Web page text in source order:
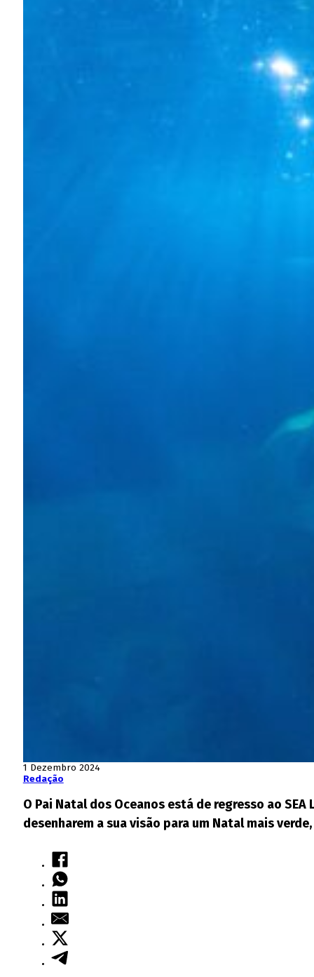
1 Dezembro 2024
Redação
O Pai Natal dos Oceanos está de regresso ao
desenharem a sua visão para um Natal mais